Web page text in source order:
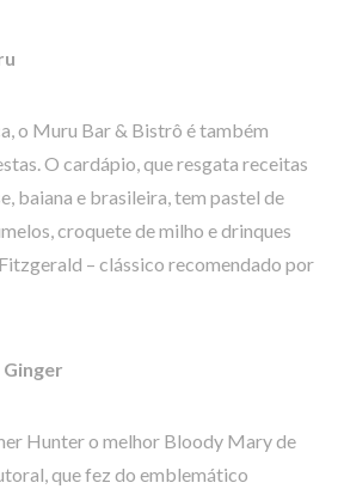
o Muru Bar & Bistrô é também
O cardápio, que resgata receitas
baiana e brasileira, tem pastel de
croquete de milho e drinques
– clássico recomendado por
Hunter o melhor Bloody Mary de
que fez do emblemático